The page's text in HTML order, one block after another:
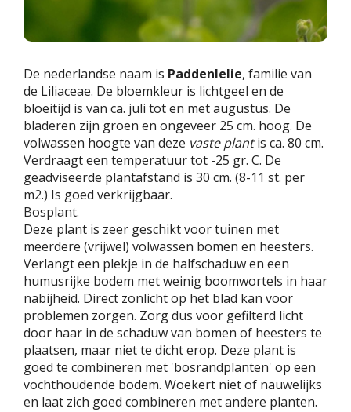
De nederlandse naam is Paddenlelie, familie van
de Liliaceae. De bloemkleur is lichtgeel en de
bloeitijd is van ca. juli tot en met augustus. De
bladeren zijn groen en ongeveer 25 cm. hoog. De
volwassen hoogte van deze vaste plantis ca. 80 cm.
Verdraagt een temperatuur tot -25 gr. C. De
geadviseerde plantafstand is 30 cm. (8-11 st. per
m2.) Is goed verkrijgbaar.
Bosplant.
Deze plant is zeer geschikt voor tuinen met
meerdere (vrijwel) volwassen bomen en heesters.
Verlangt een plekje in de halfschaduw en een
humusrijke bodem met weinig boomwortels in haar
nabijheid. Direct zonlicht op het blad kan voor
problemen zorgen. Zorg dus voor gefilterd licht
door haar in de schaduw van bomen of heesters te
plaatsen, maar niet te dicht erop. Deze plant is
goed te combineren met 'bosrandplanten' op een
vochthoudende bodem. Woekert niet of nauwelijks
en laat zich goed combineren met andere planten.